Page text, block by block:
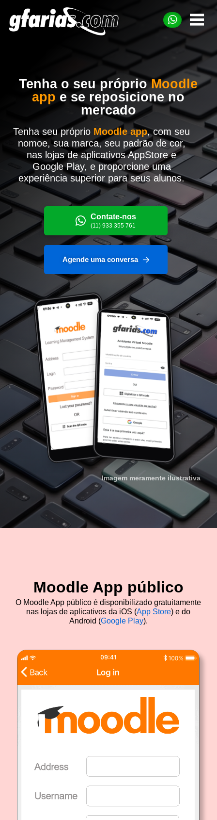
Tenha o seu próprioMoodle
app e se reposicione no
mercado
Tenha seu próprio Moodle app, com seu
nomoe, sua marca, seu padrão de cor,
nas lojas de aplicativos AppStore e
Google Play, e proporcione uma
experiência superior para seus alunos.
Contate-nos
(11) 933 355 761
Agende uma conversa
Imagem meramente ilustrativa
Moodle App público
O Moodle App público é disponibilizado gratuitamente
nas lojas de aplicativos da iOS (App Store) e do
Android (Google Play).